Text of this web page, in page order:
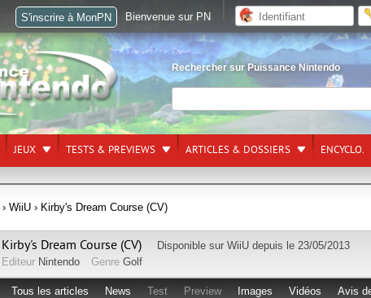
Rechercher sur Puissance Nintendo
JEUX TESTS & PREVIEWS ARTICLES & DOSSIERS ENCYCLO.
› WiiU › Kirby's Dream Course (CV)
Kirby's Dream Course (CV) Disponible sur WiiU depuis le 23/05/2013
Editeur Nintendo Genre Golf
Tous les articles News Test Preview Images Vidéos Avis
S'inscrire à MonPN Bienvenue sur PN